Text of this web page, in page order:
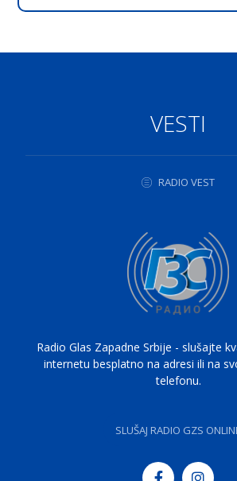
VESTI
RADIO VEST
Radio Glas Zapadne Srbije - slušajte
internetu besplatno na adresi ili na
telefonu.
SLUŠAJ RADIO GZS